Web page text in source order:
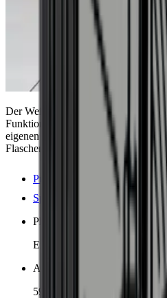
Der Weinkühlschrank Pevino
Funktionalität mit Platz für 39
eigenen Küchentür. 3-farbige LED-
Flaschen auf den
Produktdetails anzeigen
Spezifikationen anzeigen
Platzierung
Eingebaut, Vollständig
Abmessungen (BxHxT cm)
59.5 x 82 x 57 cm